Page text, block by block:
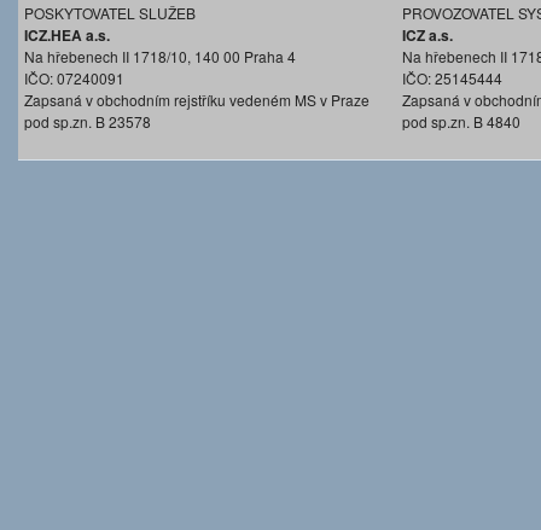
POSKYTOVATEL SLUŽEB
ICZ.HEA a.s.
Na hřebenech II 1718/10, 140 00 Praha 4
IČO: 07240091
Zapsaná v obchodním rejstříku vedeném MS v Praze
pod sp.zn. B 23578
PROVOZOVATEL
ICZ a.s.
Na hřebenech II
IČO: 25145444
Zapsaná v
pod sp.zn. B 4840